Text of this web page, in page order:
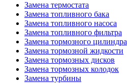
Замена термостата
Замена топливного бака
Замена топливного насоса
Замена топливного фильтра
Замена тормозного цилиндра
Замена тормозной жидкости
Замена тормозных дисков
Замена тормозных колодок
Замена турбины